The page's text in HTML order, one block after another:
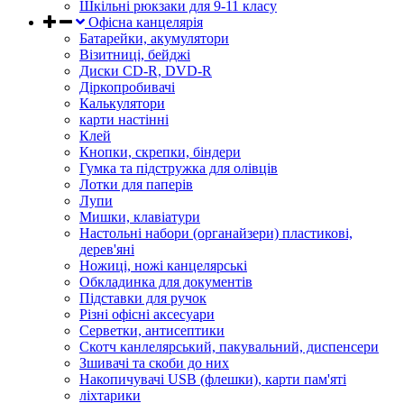
Шкільні рюкзаки для 9-11 класу
Офісна канцелярія
Батарейки, акумулятори
Візитниці, бейджі
Диски CD-R, DVD-R
Діркопробивачі
Калькулятори
карти настінні
Клей
Кнопки, скрепки, біндери
Гумка та підстружка для олівців
Лотки для паперів
Лупи
Мишки, клавіатури
Настольні набори (органайзери) пластикові,
дерев'яні
Ножиці, ножі канцелярські
Обкладинка для документів
Підставки для ручок
Різні офісні аксесуари
Серветки, антисептики
Скотч канлелярський, пакувальний, диспенсери
Зшивачі та скоби до них
Накопичувачі USB (флешки), карти пам'яті
ліхтарики